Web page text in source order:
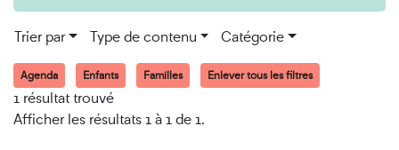
Trier par Type de contenu Catégorie
Agenda Enfants Familles Enlever tous les filtres
1 résultat trouvé
Afficher les résultats 1 à 1 de 1.